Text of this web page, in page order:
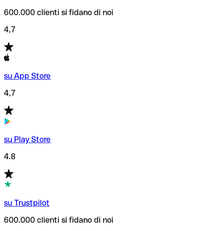
600.000 clienti si fidano di noi
4,7
su App Store
4,7
su Play Store
4.8
su Trustpilot
600.000 clienti si fidano di noi